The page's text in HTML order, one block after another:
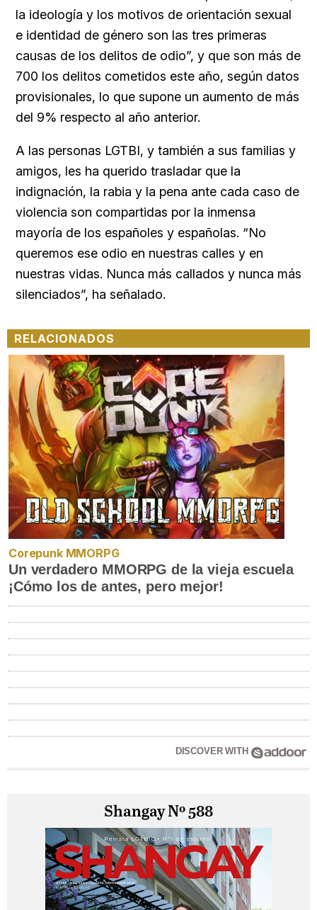
la ideología y los motivos de orientación sexual
e identidad de género son las tres primeras
causas de los delitos de odio”, y que son más de
700 los delitos cometidos este año, según datos
provisionales, lo que supone un aumento de más
del 9% respecto al año anterior.
A las personas LGTBI, y también a sus familias y
amigos, les ha querido trasladar que la
indignación, la rabia y la pena ante cada caso de
violencia son compartidas por la inmensa
mayoría de los españoles y españolas. “No
queremos ese odio en nuestras calles y en
nuestras vidas. Nunca más callados y nunca más
silenciados”, ha señalado.
RELACIONADOS
Corepunk MMORPG
Un verdadero MMORPG de la vieja escuela
¡Cómo los de antes, pero mejor!
DISCOVER WITH
Shangay Nº 588